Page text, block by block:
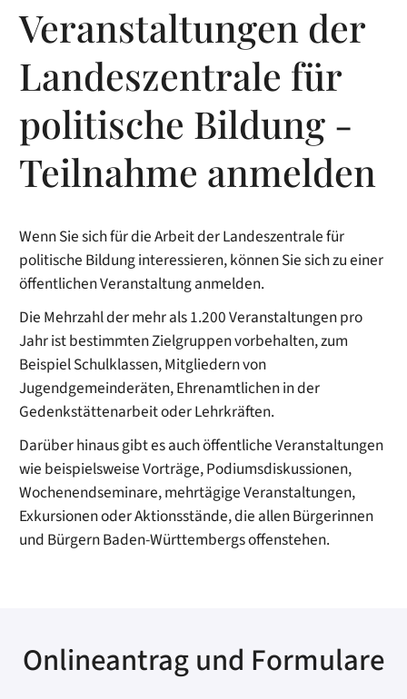
Veranstaltungen der
Landeszentrale für
politische Bildung -
Teilnahme anmelden
Wenn Sie sich für die Arbeit der Landeszentrale für
politische Bildung interessieren, können Sie sich zu einer
öffentlichen Veranstaltung anmelden.
Die Mehrzahl der mehr als 1.200 Veranstaltungen pro
Jahr ist bestimmten Zielgruppen vorbehalten, zum
Beispiel Schulklassen, Mitgliedern von
Jugendgemeinderäten, Ehrenamtlichen in der
Gedenkstättenarbeit oder Lehrkräften.
Darüber hinaus gibt es auch öffentliche Veranstaltungen
wie beispielsweise Vorträge, Podiumsdiskussionen,
Wochenendseminare, mehrtägige Veranstaltungen,
Exkursionen oder Aktionsstände, die allen Bürgerinnen
und Bürgern Baden-Württembergs offenstehen.
Onlineantrag und Formulare